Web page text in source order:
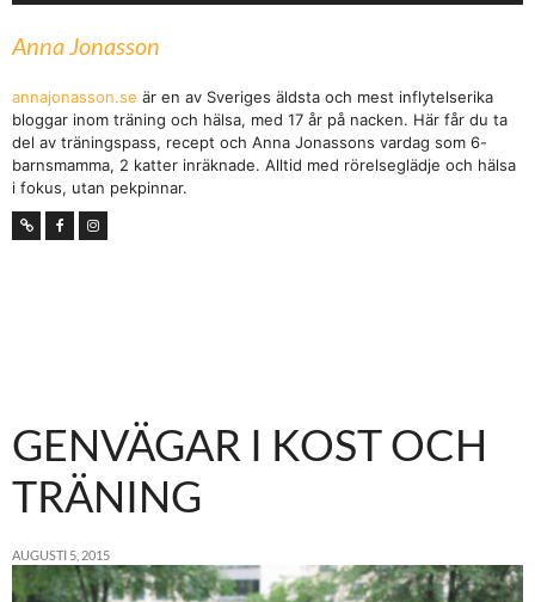
Anna Jonasson
annajonasson.se är en av Sveriges äldsta och mest inflytelserika
bloggar inom träning och hälsa, med 17 år på nacken. Här får du ta
del av träningspass, recept och Anna Jonassons vardag som 6-
barnsmamma, 2 katter inräknade. Alltid med rörelseglädje och hälsa
i fokus, utan pekpinnar.
GENVÄGAR I KOST OCH
TRÄNING
AUGUSTI 5, 2015